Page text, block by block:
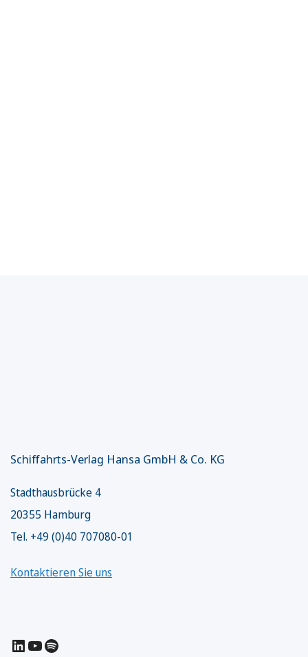
Schiffahrts-Verlag Hansa GmbH & Co. KG
Stadthausbrücke 4
20355 Hamburg
Tel. +49 (0)40 707080-01
Kontaktieren Sie uns
LinkedIn
YouTube
Spotify